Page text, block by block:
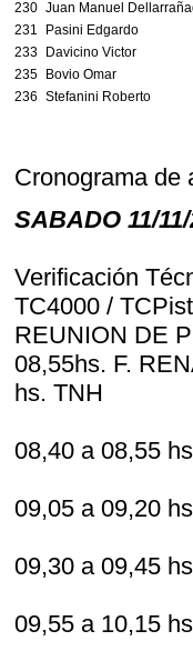
230 Juan Manuel
231
Pasini Edgardo
233
Davicino Victor
235
Bovio Omar
236
Stefanini Roberto
Cronograma de
SABADO 11/
Verificación
TC4000 /
REUNION DE
08,55hs. F.
hs. TNH
08,40 a
09,05 a
09,30 a
09,55 a